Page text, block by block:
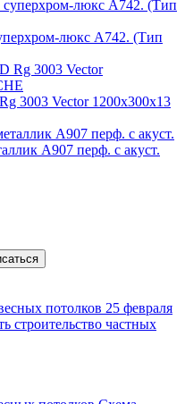
люкс А742. (Тип
3003 Vector 1200x300x13
А907 перф. с акуст.
потолков 25 февраля
строительство частных